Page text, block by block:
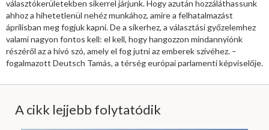
választókerületekben sikerrel járjunk. Hogy azután hozzáláthassunk
ahhoz a hihetetlenül nehéz munkához, amire a felhatalmazást
áprilisban meg fogjuk kapni. De a sikerhez, a választási győzelemhez
valami nagyon fontos kell: el kell, hogy hangozzon mindannyiónk
részéről az a hívó szó, amely el fog jutni az emberek szívéhez. –
fogalmazott Deutsch Tamás, a térség európai parlamenti képviselője.
A cikk lejjebb folytatódik